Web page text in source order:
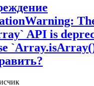
API is